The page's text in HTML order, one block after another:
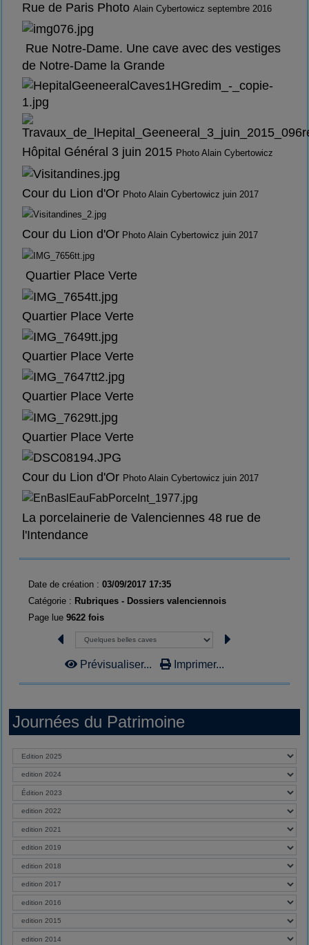
Journées du Patrimoine
Rue de Paris Photo Alain Cybertowicz septembre 2016
Rue Notre-Dame. Une cave avec des vestiges
de Notre-Dame la Grande
Hôpital Général 3 juin 2015 Photo Alain Cybertowicz
Cour du Lion d'Or Photo Alain Cybertowicz juin 2017
Cour du Lion d'OrPhoto Alain Cybertowicz juin 2017
Quartier Place Verte
Quartier Place Verte
Quartier Place Verte
Quartier Place Verte
Quartier Place Verte
Cour du Lion d'Or Photo Alain Cybertowicz juin 2017
La porcelainerie de Valenciennes 48 rue de
l'Intendance
Date de création : 03/09/2017 17:35
Catégorie : Rubriques - Dossiers valenciennois
Page lue 9622 fois
Prévisualiser... Imprimer...